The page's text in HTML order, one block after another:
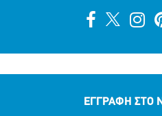
ΕΓΓΡΑΦΗ ΣΤΟ